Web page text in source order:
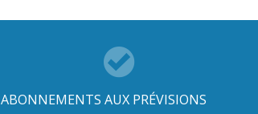
ABONNEMENTS AUX PRÉVISIONS